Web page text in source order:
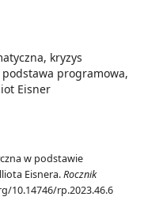
kryzys
podstawa programowa
Eisner
w podstawie
Eisnera.Rocznik
10.14746/rp.2023.46.6